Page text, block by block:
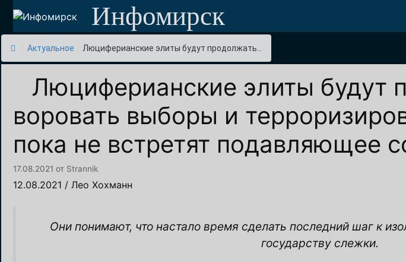
Перейти
содержимому
Инфомирск
Актуальное Люциферианские элиты будут продолжать...
Люциферианские элиты будут
воровать выборы и
пока не встретят подавляющее
17.08.2021 от Strannik
12.08.2021 / Лео Хохманн
Они понимают, что настало время сделать последний шагк
государству слежки.